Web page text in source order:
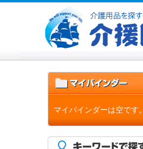
マイバインダーは空です。